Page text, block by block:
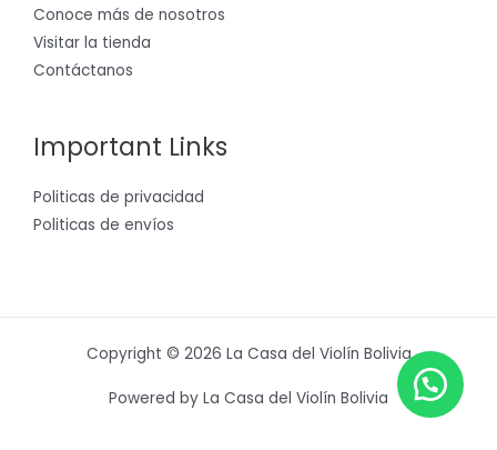
Conoce más de nosotros
Visitar la tienda
Contáctanos
Important Links
Politicas de privacidad
Politicas de envíos
Copyright © 2026 La Casa del Violín Bolivia
Powered by La Casa del Violín Bolivia